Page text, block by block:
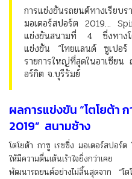
การแข่งขันรถยนต์ทางเรี
มอเตอร์สปอร์ต 2019…
แข่งขันสนามที่ 4 ซึ่งทางโตโ
แข่งขัน “ไทยแลนด์ ซูเปอร์
รายการใหญ่ที่สุดในอาเซีย
อร์กิต จ.บุรีรัมย์
ผลการแข่งขัน “โตโยต้า
2019” สนามช้าง
โตโยต้า กาซู เรซซิ่ง มอเตอร์สปอ
ให้มีความตื่นเต้นเร้าใจยิ่งกว่าเคย
พัฒนารถยนต์อย่างไม่สิ้นสุดจาก “